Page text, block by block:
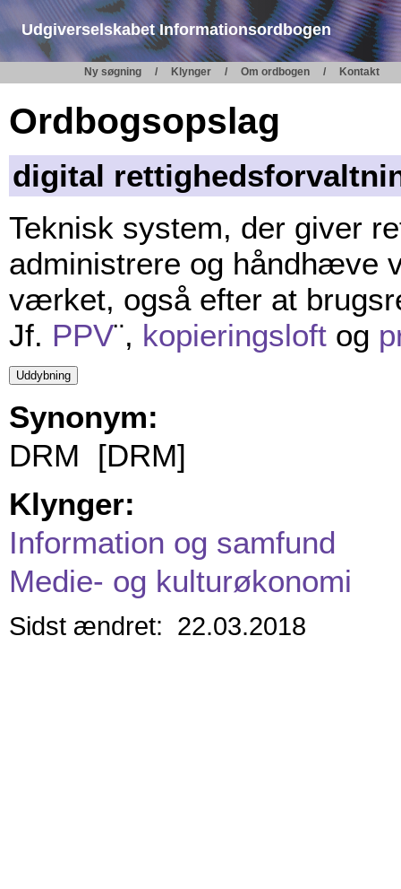
Udgiverselskabet Informationsordbogen
Ny søgning Klynger Om ordbogen Kontakt
Ordbogsopslag
digital
Teknisk system, der giver
administrere og håndhæve
værket, også efter at
Jf. PPV¨, kopieringsloft og
Synonym:
DRM [DRM]
Klynger:
Information og samfund
Medie- og kulturøkonomi
Sidst ændret: 22.03.2018